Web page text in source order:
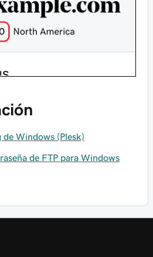
de Windows (Plesk)
de FTP para Windows